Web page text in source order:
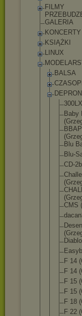
FILMY
GALERIA
KONCERTY
KSIĄŻKI
LINUX
BALSA
DEPRON
Baby
Blu
Blu-
CD-
CMS
F 14
F 14
F 15
F 15
F 18
F 22